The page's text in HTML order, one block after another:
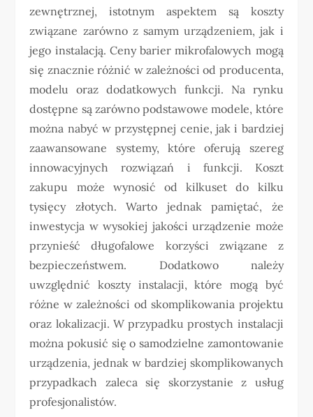
zewnętrznej, istotnym aspektem są koszty
związane zarówno z samym urządzeniem, jak i
jego instalacją. Ceny barier mikrofalowych mogą
się znacznie różnić w zależności od producenta,
modelu oraz dodatkowych funkcji. Na rynku
dostępne są zarówno podstawowe modele, które
można nabyć w przystępnej cenie, jak i bardziej
zaawansowane systemy, które oferują szereg
innowacyjnych rozwiązań i funkcji. Koszt
zakupu może wynosić od kilkuset do kilku
tysięcy złotych. Warto jednak pamiętać, że
inwestycja w wysokiej jakości urządzenie może
przynieść długofalowe korzyści związane z
bezpieczeństwem. Dodatkowo należy
uwzględnić koszty instalacji, które mogą być
różne w zależności od skomplikowania projektu
oraz lokalizacji. W przypadku prostych instalacji
można pokusić się o samodzielne zamontowanie
urządzenia, jednak w bardziej skomplikowanych
przypadkach zaleca się skorzystanie z usług
profesjonalistów.